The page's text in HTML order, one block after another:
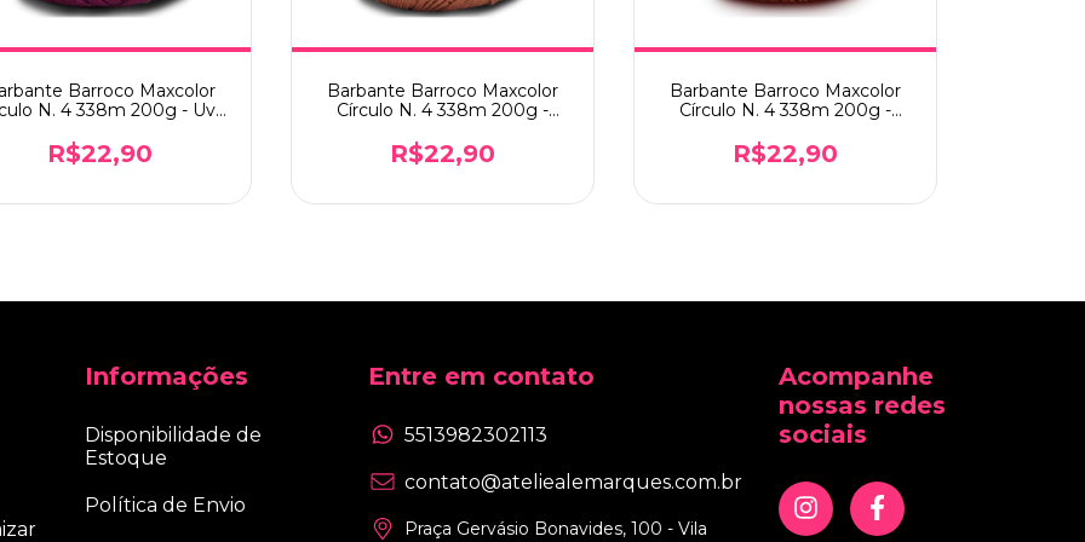
Barroco Maxcolor
N. 4 338m 200g - Uva
R$22,90
Barbante Barroco Maxcolor
Círculo N. 4 338m 200g -
R$22,90
Barbante Barroco Maxcolor
Círculo N. 4 338m 200g -
R$22,90
Informações
Disponibilidade de
Estoque
Política de Envio
Entre em contato
5513982302113
contato@ateliealemarques.com.br
Praça Gervásio Bonavides, 100 - Vila
Acompanhe
nossas redes
sociais